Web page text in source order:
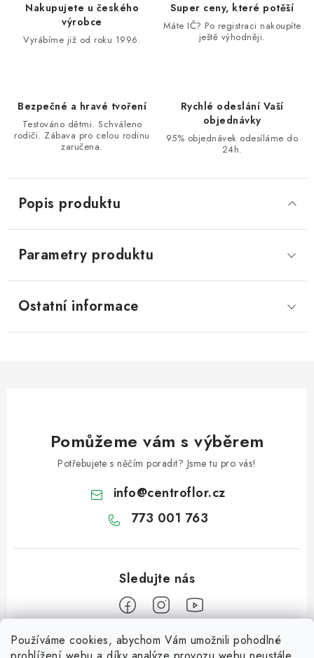
Používáme cookies, abychom Vám umožnili pohodlné
Nakupujete u českého
výrobce
Vyrábíme již od roku 1996.
Super ceny, které potěší
Máte IČ? Po registraci nakoupíte
ještě výhodněji.
Bezpečné a hravé tvoření
Testováno dětmi. Schváleno
rodiči. Zábava pro celou rodinu
zaručena.
Rychlé odeslání Vaší
objednávky
95% objednávek odesíláme do
24h.
Popis produktu
Parametry produktu
Ostatní informace
Pomůžeme vám s výběrem
Potřebujete s něčím poradit? Jsme tu pro vás!
info@centroflor.cz
773 001 763